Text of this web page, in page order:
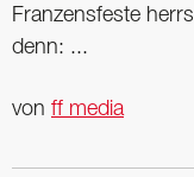
Franzensfeste
denn: ...
von ff media